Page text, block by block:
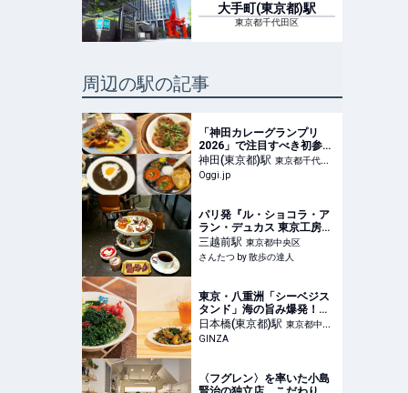
大手町(東京都)駅
東京都千代田区
周辺の駅の記事
「神田カレーグランプリ
2026」で注目すべき初参加
4店＜カレー連載#162＞ |
Oggi.jp
神田(東京都)駅 東京都千代田
区
Oggi.jp
パリ発『ル・ショコラ・ア
ラン・デュカス 東京工房』
でショコラ尽くしのアフタ
ヌーンティーを〜黒猫スイ
ーツ散歩 人形町編16〜｜さ
三越前駅 東京都中央区
さんたつ by 散歩の達人
東京・八重洲「シーベジス
タンド」海の旨み爆発！ヘ
ルシーで美味しい海藻天国
日本橋(東京都)駅 東京都中央
区
GINZA
〈フグレン〉を率いた小島